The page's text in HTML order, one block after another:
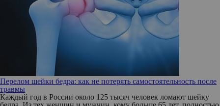
Перелом шейки бедра: как не потерять самостоятельность после
травмы
Каждый год в России около 125 тысяч человек ломают шейку